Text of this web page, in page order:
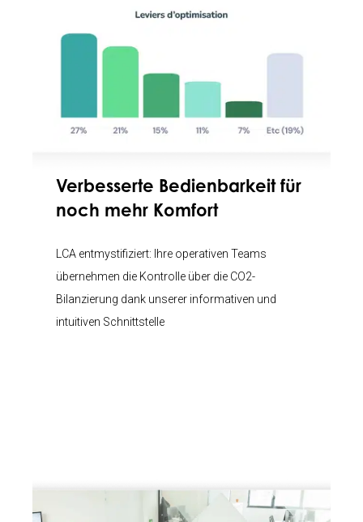
Verbesserte Bedienbarkeit für
noch mehr Komfort
LCA entmystifiziert: Ihre operativen Teams
übernehmen die Kontrolle über die CO2-
Bilanzierung dank unserer informativen und
intuitiven Schnittstelle